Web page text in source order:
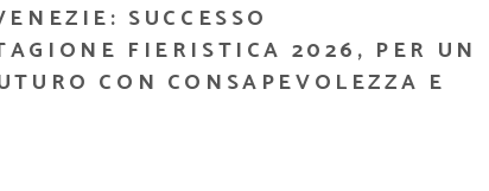
SUCCESSO
FIERISTICA 2026, PER UN
CON CONSAPEVOLEZZA E